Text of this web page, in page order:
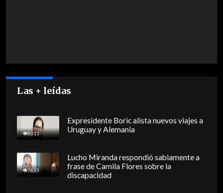
Las + leídas
8013
Expresidente Boric alista nuevos viajes a
Uruguay y Alemania
7633
Lucho Miranda respondió sabiamente a
frase de Camila Flores sobre la
discapacidad